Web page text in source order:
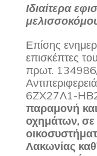
Ιδιαίτερα
Επίσης
επισκέπτες
πρωτ.
6ZX27Λ1-
παραμονή
οχημάτων, σε
Λακωνίας